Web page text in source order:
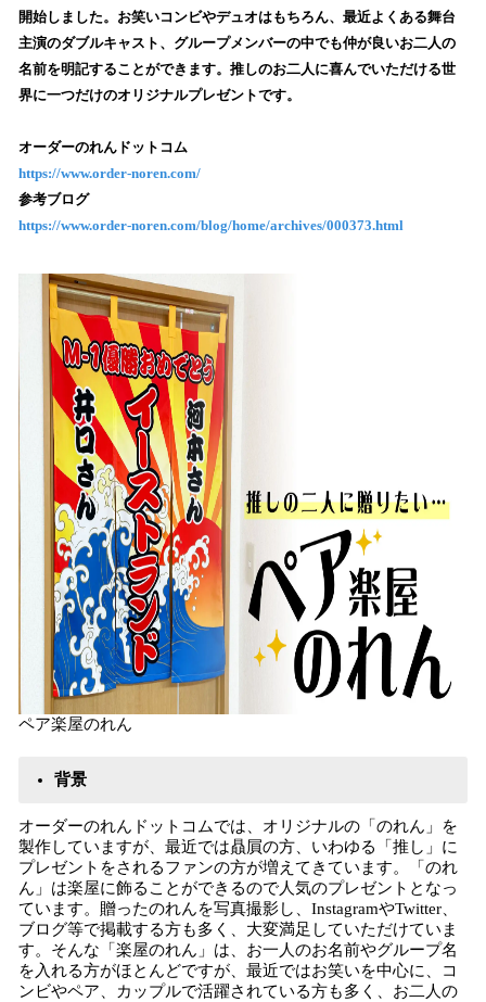
を
読
込
み
で
す
開始しました。お笑いコンビやデュオはもちろん、最近よくある舞台
主演のダブルキャスト、グループメンバーの中でも仲が良いお⼆⼈の
名前を明記することができます。推しのお⼆⼈に喜んでいただける世
界に⼀つだけのオリジナルプレゼントです。
オーダーのれんドットコム
https://www.order-noren.com/
参考ブログ
https://www.order-noren.com/blog/home/archives/000373.html
ペア楽屋のれん
背景
オーダーのれんドットコムでは、オリジナルの「のれん」を
製作していますが、最近では贔屓の方、いわゆる「推し」に
プレゼントをされるファンの方が増えてきています。「のれ
ん」は楽屋に飾ることができるので人気のプレゼントとなっ
ています。贈ったのれんを写真撮影し、InstagramやTwitter、
ブログ等で掲載する方も多く、大変満足していただけていま
す。そんな「楽屋のれん」は、お一人のお名前やグループ名
を入れる方がほとんどですが、最近ではお笑いを中心に、コ
ンビやペア、カップルで活躍されている方も多く、お二人の